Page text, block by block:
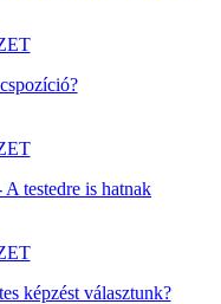
testedre is hatnak
képzést választunk?